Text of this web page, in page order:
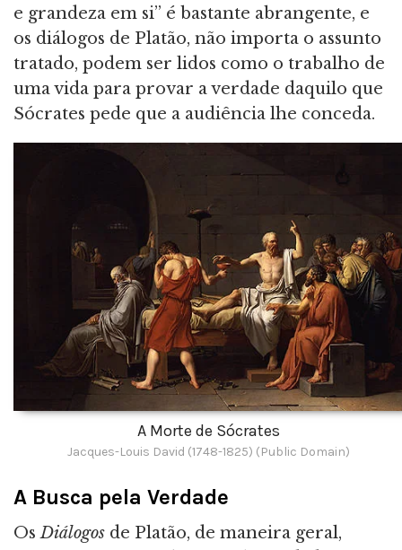
e grandeza em si” é bastante abrangente, e
os diálogos de Platão, não importa o assunto
tratado, podem ser lidos como o trabalho de
uma vida para provar a verdade daquilo que
Sócrates pede que a audiência lhe conceda.
A Morte de Sócrates
Jacques-Louis David (1748-1825) (Public Domain)
A Busca pela Verdade
OsDiálogos de Platão, de maneira geral,